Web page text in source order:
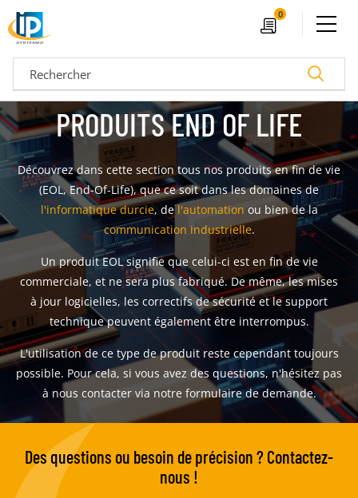
0
Devis
04 72 14 18 00 Nos configurateurs
Ouvrir le menu
PRODUITS END OF LIFE
Découvrez dans cette section tous nos produits en fin de vie
(EOL, End-Of-Life), que ce soit dans les domaines de
l'informatique durcie, del'automation ou bien de la
communication industrielle.
Un produit EOL signifie que celui-ci est en fin de vie
commerciale, et ne sera plus fabriqué. De même, les mises
à jour logicielles, les correctifs de sécurité et le support
technique peuvent également être interrompus.
L'utilisation de ce type de produit reste cependant toujours
possible. Pour cela, si vous avez des questions, n'hésitez pas
à nous contacter via notre formulaire de demande.
Des questions ou besoin de précision ? Contactez-
nous !